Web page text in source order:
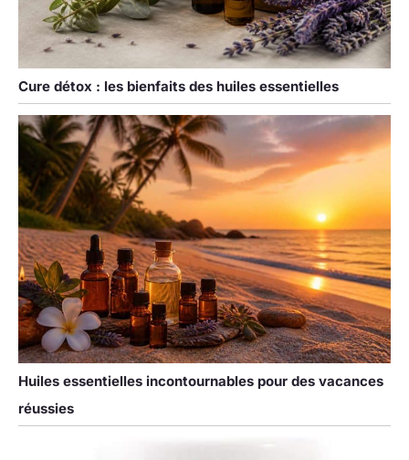
Cure détox : les bienfaits des huiles essentielles
Huiles essentielles incontournables pour des vacances
réussies